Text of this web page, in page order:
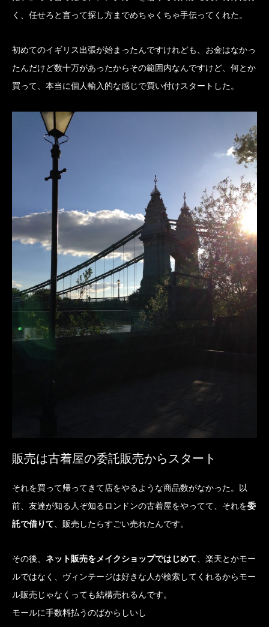
く、任せろと言って探し方までめちゃくちゃ手伝ってくれた。
初めてのイギリス出張が始まったんですけれども、お金はなかっ
たんだけど数十万があったからその範囲内なんですけど、何とか
買って、本当に個人輸入的な感じで買い付けスタートした。
販売は古着屋の委託販売からスタート
それを買って帰ってきて店をやるような商品数がなかった。以
前、友達が知る人ぞ知るロンドンの古着屋をやってて、それを委
託で借りて 、販売したらすごい売れたんです。
その後、 ネット販売をメイクショップではじめて 、楽天とかモー
ルではなく、ヴィンテージは好きな人が検索してくれるからモー
ル販売じゃなくっても結構売れるんです。
モールに手数料払うのばからしいし